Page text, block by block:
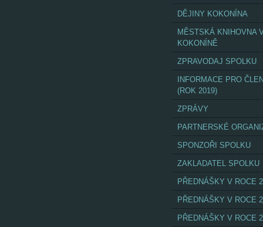
DĚJINY KOKONÍNA
MĚSTSKÁ KNIHOVNA
KOKONÍNĚ
ZPRAVODAJ SPOLKU
INFORMACE PRO
(ROK 2019)
ZPRÁVY
PARTNERSKÉ
SPONZOŘI SPOLKU
ZAKLADATEL SPOLKU
PŘEDNÁŠKY V ROCE
PŘEDNÁŠKY V ROCE
PŘEDNÁŠKY V ROCE